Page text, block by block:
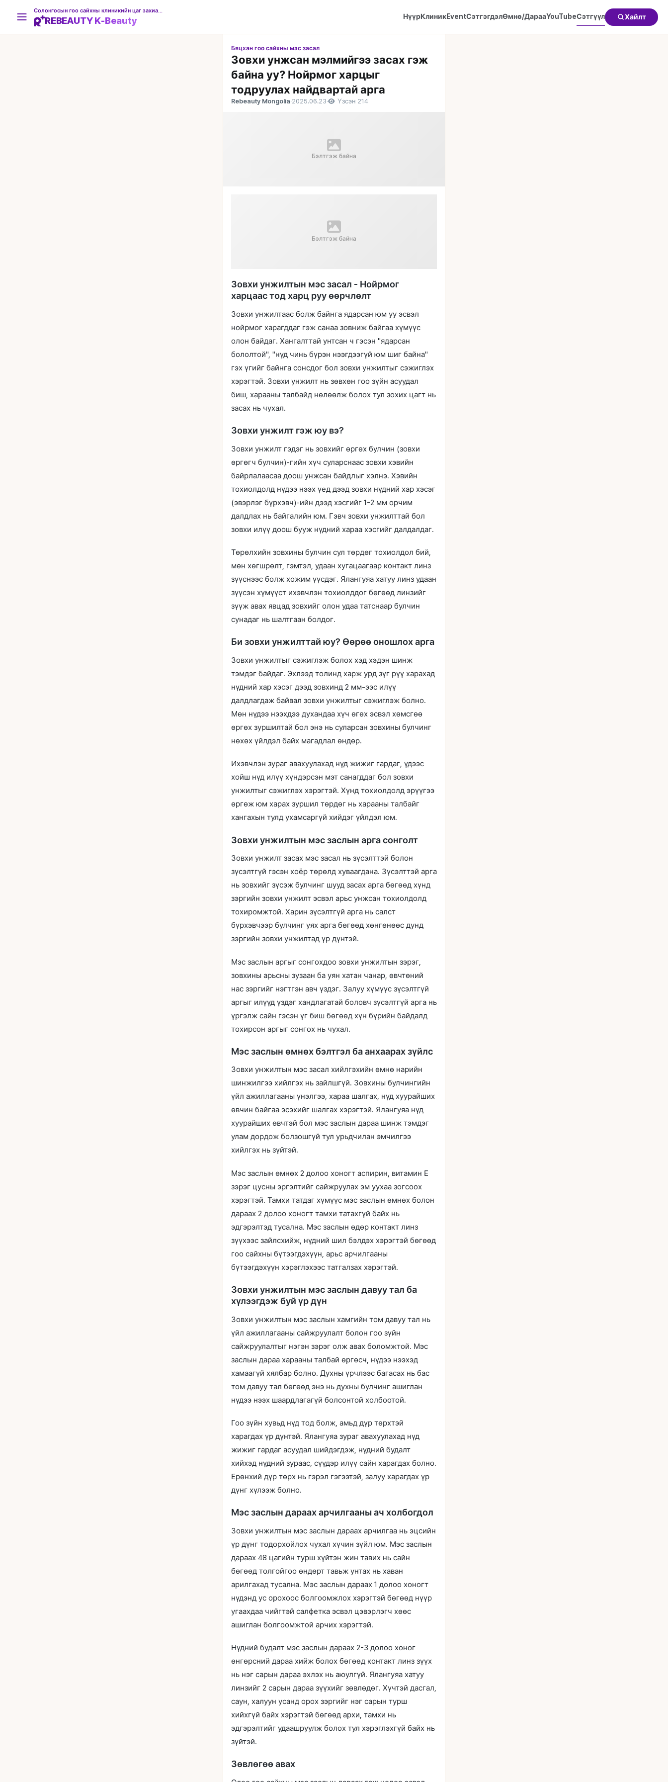
REBEAUTY K-Beauty НүүрКлиникEventСэтгэгдэлӨмнө/ДарааYouTubeСэтгүүл Хайлт
Бяцхан гоо сайхны мэс засал
Зовхи унжсан мэлмийгээ засах гэж
байна уу? Нойрмог харцыг
тодруулах найдвартай арга
Rebeauty Mongolia·2025.06.23· Үзсэн 214
Бэлтгэж байна
Бэлтгэж байна
Зовхи унжилтын мэс засал - Нойрмог
харцаас тод харц руу өөрчлөлт
Зовхи унжилтаас болж байнга ядарсан юм уу эсвэл
нойрмог харагддаг гэж санаа зовниж байгаа хүмүүс
олон байдаг. Хангалттай унтсан ч гэсэн "ядарсан
бололтой", "нүд чинь бүрэн нээгдээгүй юм шиг байна"
гэх үгийг байнга сонсдог бол зовхи унжилтыг сэжиглэх
хэрэгтэй. Зовхи унжилт нь зөвхөн гоо зүйн асуудал
биш, харааны талбайд нөлөөлж болох тул зохих цагт нь
засах нь чухал.
Зовхи унжилт гэж юу вэ?
Зовхи унжилт гэдэг нь зовхийг өргөх булчин (зовхи
өргөгч булчин)-гийн хүч суларснаас зовхи хэвийн
байрлалаасаа доош унжсан байдлыг хэлнэ. Хэвийн
тохиолдолд нүдээ нээх үед дээд зовхи нүдний хар хэсэг
(эвэрлэг бүрхэвч)-ийн дээд хэсгийг 1-2 мм орчим
далдлах нь байгалийн юм. Гэвч зовхи унжилттай бол
зовхи илүү доош бууж нүдний хараа хэсгийг далдалдаг.
Төрөлхийн зовхины булчин сул төрдөг тохиолдол бий,
мөн хөгшрөлт, гэмтэл, удаан хугацаагаар контакт линз
зүүснээс болж хожим үүсдэг. Ялангуяа хатуу линз удаан
зүүсэн хүмүүст ихэвчлэн тохиолддог бөгөөд линзийг
зүүж авах явцад зовхийг олон удаа татснаар булчин
сунадаг нь шалтгаан болдог.
Би зовхи унжилттай юу? Өөрөө оношлох арга
Зовхи унжилтыг сэжиглэж болох хэд хэдэн шинж
тэмдэг байдаг. Эхлээд толинд харж урд зүг рүү харахад
нүдний хар хэсэг дээд зовхинд 2 мм-ээс илүү
далдлагдаж байвал зовхи унжилтыг сэжиглэж болно.
Мөн нүдээ нээхдээ духандаа хүч өгөх эсвэл хөмсгөө
өргөх зуршилтай бол энэ нь суларсан зовхины булчинг
нөхөх үйлдэл байх магадлал өндөр.
Ихэвчлэн зураг авахуулахад нүд жижиг гардаг, үдээс
хойш нүд илүү хүндэрсэн мэт санагддаг бол зовхи
унжилтыг сэжиглэх хэрэгтэй. Хүнд тохиолдолд эрүүгээ
өргөж юм харах зуршил төрдөг нь харааны талбайг
хангахын тулд ухамсаргүй хийдэг үйлдэл юм.
Зовхи унжилтын мэс заслын арга сонголт
Зовхи унжилт засах мэс засал нь зүсэлттэй болон
зүсэлтгүй гэсэн хоёр төрөлд хуваагдана. Зүсэлттэй арга
нь зовхийг зүсэж булчинг шууд засах арга бөгөөд хүнд
зэргийн зовхи унжилт эсвэл арьс унжсан тохиолдолд
тохиромжтой. Харин зүсэлтгүй арга нь салст
бүрхэвчээр булчинг уях арга бөгөөд хөнгөнөөс дунд
зэргийн зовхи унжилтад үр дүнтэй.
Мэс заслын аргыг сонгохдоо зовхи унжилтын зэрэг,
зовхины арьсны зузаан ба уян хатан чанар, өвчтөний
нас зэргийг нэгтгэн авч үздэг. Залуу хүмүүс зүсэлтгүй
аргыг илүүд үздэг хандлагатай боловч зүсэлтгүй арга нь
үргэлж сайн гэсэн үг биш бөгөөд хүн бүрийн байдалд
тохирсон аргыг сонгох нь чухал.
Мэс заслын өмнөх бэлтгэл ба анхаарах зүйлс
Зовхи унжилтын мэс засал хийлгэхийн өмнө нарийн
шинжилгээ хийлгэх нь зайлшгүй. Зовхины булчингийн
үйл ажиллагааны үнэлгээ, хараа шалгах, нүд хуурайших
өвчин байгаа эсэхийг шалгах хэрэгтэй. Ялангуяа нүд
хуурайших өвчтэй бол мэс заслын дараа шинж тэмдэг
улам дордож болзошгүй тул урьдчилан эмчилгээ
хийлгэх нь зүйтэй.
Мэс заслын өмнөх 2 долоо хоногт аспирин, витамин Е
зэрэг цусны эргэлтийг сайжруулах эм уухаа зогсоох
хэрэгтэй. Тамхи татдаг хүмүүс мэс заслын өмнөх болон
дараах 2 долоо хоногт тамхи татахгүй байх нь
эдгэрэлтэд тусална. Мэс заслын өдөр контакт линз
зүүхээс зайлсхийж, нүдний шил бэлдэх хэрэгтэй бөгөөд
гоо сайхны бүтээгдэхүүн, арьс арчилгааны
бүтээгдэхүүн хэрэглэхээс татгалзах хэрэгтэй.
Зовхи унжилтын мэс заслын давуу тал ба
хүлээгдэж буй үр дүн
Зовхи унжилтын мэс заслын хамгийн том давуу тал нь
үйл ажиллагааны сайжруулалт болон гоо зүйн
сайжруулалтыг нэгэн зэрэг олж авах боломжтой. Мэс
заслын дараа харааны талбай өргөсч, нүдээ нээхэд
хамаагүй хялбар болно. Духны үрчлээс багасах нь бас
том давуу тал бөгөөд энэ нь духны булчинг ашиглан
нүдээ нээх шаардлагагүй болсонтой холбоотой.
Гоо зүйн хувьд нүд тод болж, амьд дүр төрхтэй
харагдах үр дүнтэй. Ялангуяа зураг авахуулахад нүд
жижиг гардаг асуудал шийдэгдэж, нүдний будалт
хийхэд нүдний зураас, сүүдэр илүү сайн харагдах болно.
Ерөнхий дүр төрх нь гэрэл гэгээтэй, залуу харагдах үр
дүнг хүлээж болно.
Мэс заслын дараах арчилгааны ач холбогдол
Зовхи унжилтын мэс заслын дараах арчилгаа нь эцсийн
үр дүнг тодорхойлох чухал хүчин зүйл юм. Мэс заслын
дараах 48 цагийн турш хүйтэн жин тавих нь сайн
бөгөөд толгойгоо өндөрт тавьж унтах нь хаван
арилгахад тусална. Мэс заслын дараах 1 долоо хоногт
нүдэнд ус орохоос болгоомжлох хэрэгтэй бөгөөд нүүр
угаахдаа чийгтэй салфетка эсвэл цэвэрлэгч хөөс
ашиглан болгоомжтой арчих хэрэгтэй.
Нүдний будалт мэс заслын дараах 2-3 долоо хоног
өнгөрсний дараа хийж болох бөгөөд контакт линз зүүх
нь нэг сарын дараа эхлэх нь аюулгүй. Ялангуяа хатуу
линзийг 2 сарын дараа зүүхийг зөвлөдөг. Хүчтэй дасгал,
саун, халуун усанд орох зэргийг нэг сарын турш
хийхгүй байх хэрэгтэй бөгөөд архи, тамхи нь
эдгэрэлтийг удаашруулж болох тул хэрэглэхгүй байх нь
зүйтэй.
Зөвлөгөө авах